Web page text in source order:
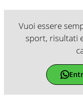
Vuoi essere
sport, risultati